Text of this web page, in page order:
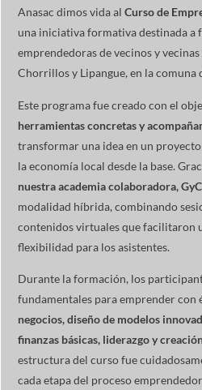
Anasac dimos vida alCurso de
una iniciativa formativa destinada a
emprendedoras de vecinos y
Chorrillos y Lipangue, en la comuna
Este programa fue creado con el
herramientas concretas y
transformar una idea en un
la economía local desde la base.
nuestra academia colaboradora, GyC
modalidad híbrida, combinando
contenidos virtuales que facilitaron
flexibilidad para los asistentes.
Durante la formación, los
fundamentales para emprender con
negocios, diseño de modelos
finanzas básicas, liderazgo y
estructura del curso fue
cada etapa del proceso